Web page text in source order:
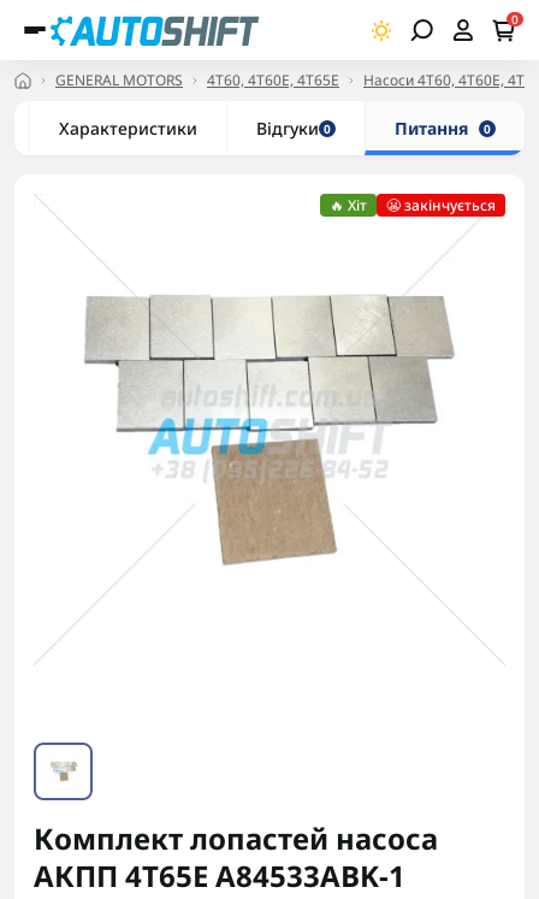
0
GENERAL MOTORS 4T60, 4T60E, 4Т65E Насоси 4T60, 4T60E,
Характеристики Відгуки 0 Питання 0
🔥 Хіт 😬 закінчується
Комплект лопастей насоса
АКПП 4T65E A84533ABK-1